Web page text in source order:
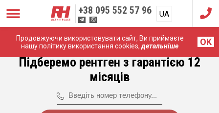
Продовжуючи використовувати сайт, Ви приймаєте
нашу політику використання cookies,детальніше OK
+38 095 552 57 96 UA
RU
Головна Рентген Апарати Флюорографи
Підберемо рентген з гарантією 12
місяців